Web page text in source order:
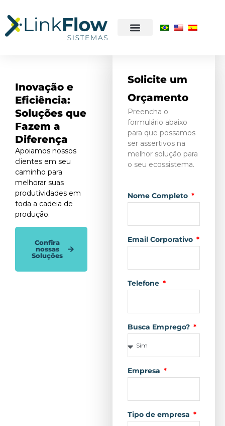
Solicite um
Orçamento
Preencha o
formulário abaixo
para que possamos
ser assertivos na
melhor solução para
o seu ecossistema.
Nome Completo
Email Corporativo
Telefone
Busca Emprego?
Empresa
Tipo de empresa
Inovação e
Eficiência:
Soluções que
Fazem a
Diferença
Apoiamos nossos
clientes em seu
caminho para
melhorar suas
produtividades em
toda a cadeia de
produção.
Confira
nossas
Soluções